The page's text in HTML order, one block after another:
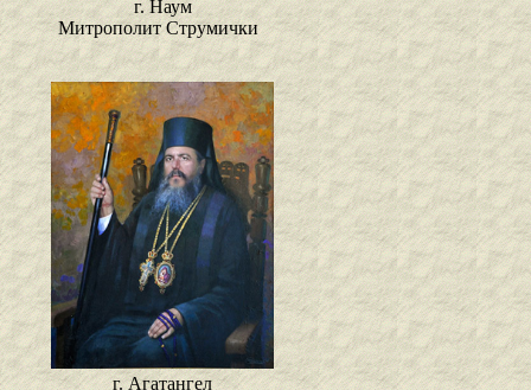
г. Наум
Митрополит Струмички
г. Агатангел